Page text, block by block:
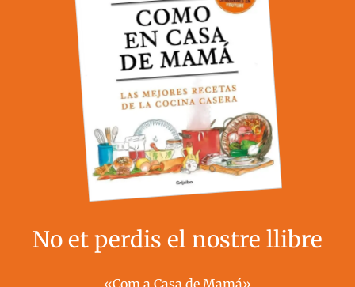
No et perdis el nostre llibre